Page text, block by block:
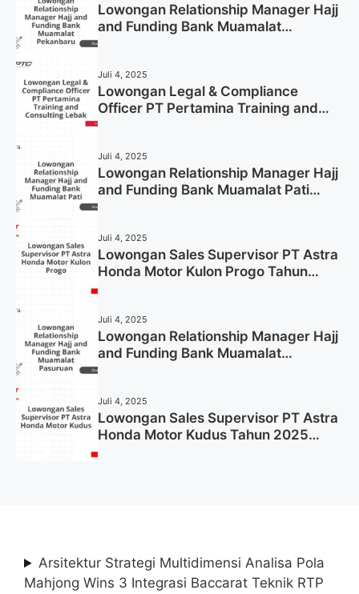
Lowongan Relationship Manager Hajj
and Funding Bank Muamalat
Juli 4, 2025
Lowongan Legal & Compliance
Officer PT Pertamina Training and
Juli 4, 2025
Lowongan Relationship Manager Hajj
and Funding Bank Muamalat Pati
Juli 4, 2025
Lowongan Sales Supervisor PT Astra
Honda Motor Kulon Progo Tahun
Juli 4, 2025
Lowongan Relationship Manager Hajj
and Funding Bank Muamalat
Juli 4, 2025
Lowongan Sales Supervisor PT Astra
Honda Motor Kudus Tahun 2025
Arsitektur Strategi Multidimensi Analisa Pola
Mahjong Wins 3 Integrasi Baccarat Teknik RTP